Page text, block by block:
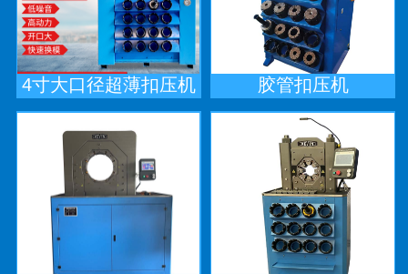
4寸大口径超薄扣压机 胶管扣压机